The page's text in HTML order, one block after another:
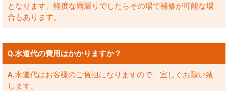
となります。軽度な雨漏りでしたらその場で補修が可能な場
合もあります。
Q.水道代の費用はかかりますか？
A.水道代はお客様のご負担になりますので、宜しくお願い致
します。